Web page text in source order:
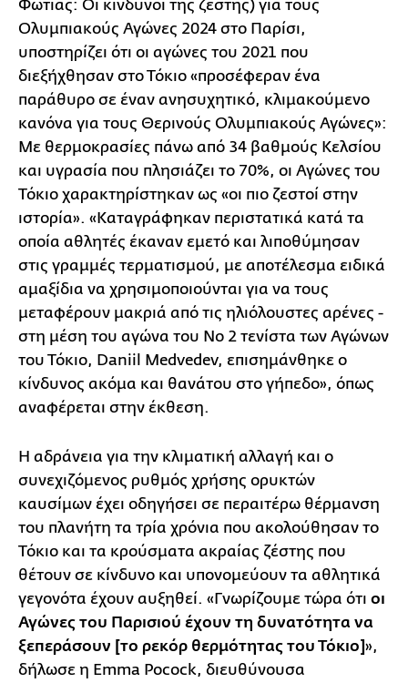
Φωτιάς: Οι κίνδυνοι της ζέστης) για τους
Ολυμπιακούς Αγώνες 2024 στο Παρίσι,
υποστηρίζει ότι οι αγώνες του 2021 που
διεξήχθησαν στο Τόκιο «προσέφεραν ένα
παράθυρο σε έναν ανησυχητικό, κλιμακούμενο
κανόνα για τους Θερινούς Ολυμπιακούς Αγώνες»:
Με θερμοκρασίες πάνω από 34 βαθμούς Κελσίου
και υγρασία που πλησιάζει το 70%, οι Αγώνες του
Τόκιο χαρακτηρίστηκαν ως «οι πιο ζεστοί στην
ιστορία». «Καταγράφηκαν περιστατικά κατά τα
οποία αθλητές έκαναν εμετό και λιποθύμησαν
στις γραμμές τερματισμού, με αποτέλεσμα ειδικά
αμαξίδια να χρησιμοποιούνται για να τους
μεταφέρουν μακριά από τις ηλιόλουστες αρένες -
στη μέση του αγώνα του Νο 2 τενίστα των Αγώνων
του Τόκιο, Daniil Medvedev, επισημάνθηκε ο
κίνδυνος ακόμα και θανάτου στο γήπεδο», όπως
αναφέρεται στην έκθεση.
Η αδράνεια για την κλιματική αλλαγή και ο
συνεχιζόμενος ρυθμός χρήσης ορυκτών
καυσίμων έχει οδηγήσει σε περαιτέρω θέρμανση
του πλανήτη τα τρία χρόνια που ακολούθησαν το
Τόκιο και τα κρούσματα ακραίας ζέστης που
θέτουν σε κίνδυνο και υπονομεύουν τα αθλητικά
γεγονότα έχουν αυξηθεί. «Γνωρίζουμε τώρα ότι οι
Αγώνες του Παρισιού έχουν τη δυνατότητα να
ξεπεράσουν [το ρεκόρ θερμότητας του Τόκιο]»,
δήλωσε η Emma Pocock, διευθύνουσα